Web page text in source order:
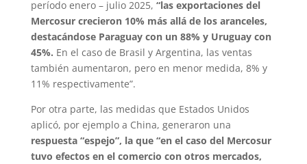
período enero – julio 2025, “las exportaciones del
Mercosur crecieron 10% más allá de los aranceles,
destacándose Paraguay con un 88% y Uruguay con
45%. En el caso de Brasil y Argentina, las ventas
también aumentaron, pero en menor medida, 8% y
11% respectivamente”.
Por otra parte, las medidas que Estados Unidos
aplicó, por ejemplo a China, generaron una
respuesta “espejo”, la que “en el caso del Mercosur
tuvo efectos en el comercio con otros mercados,